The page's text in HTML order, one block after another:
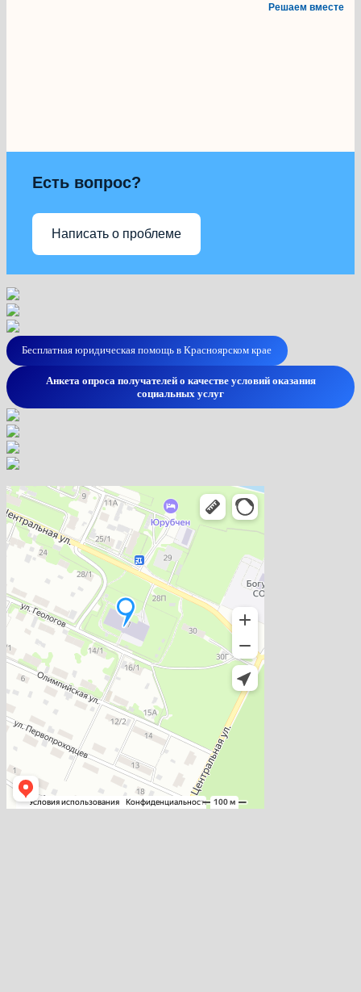
Решаем вместе
Есть вопрос?
Написать о проблеме
Бесплатная юридическая помощь в Красноярском крае
Анкета опроса получателей о качестве условий оказания
социальных услуг